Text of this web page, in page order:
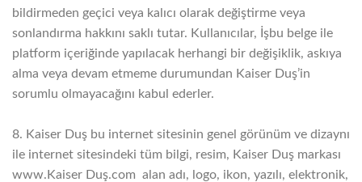
bildirmeden geçici veya kalıcı olarak değiştirme veya
sonlandırma hakkını saklı tutar. Kullanıcılar, İşbu belge ile
platform içeriğinde yapılacak herhangi bir değişiklik, askıya
alma veya devam etmeme durumundan Kaiser Duş’in
sorumlu olmayacağını kabul ederler.
8. Kaiser Duş bu internet sitesinin genel görünüm ve dizaynı
ile internet sitesindeki tüm bilgi, resim, Kaiser Duş markası
www.Kaiser Duş.com alan adı, logo, ikon, yazılı, elektronik,